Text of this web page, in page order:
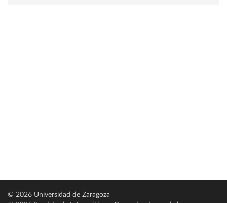
© 2026 Universidad de Zaragoza